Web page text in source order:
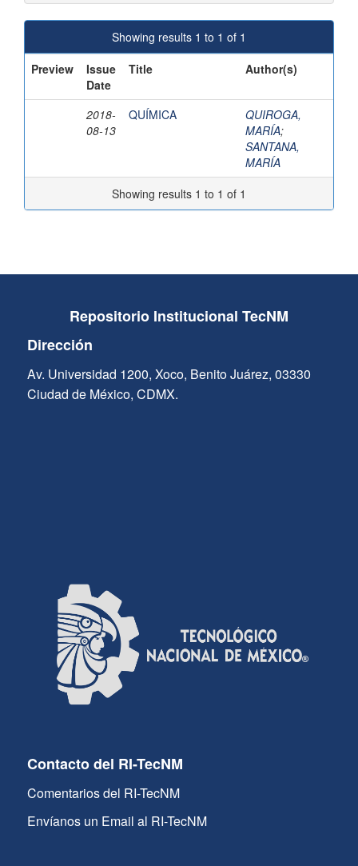
Showing results 1 to 1 of 1
Preview
Issue
Date
Title Author(s)
2018-
08-13
QUÍMICA
QUIROGA,
MARÍA;
SANTANA,
MARÍA
Showing results 1 to 1 of 1
Repositorio Institucional TecNM
Dirección
Av. Universidad 1200, Xoco, Benito Juárez, 03330
Ciudad de México, CDMX.
Contacto del RI-TecNM
Comentarios del RI-TecNM
Envíanos un Email al RI-TecNM